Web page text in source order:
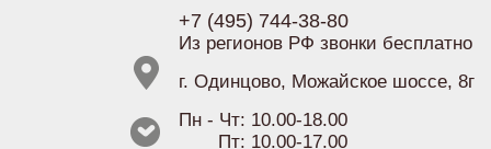
+7 (495) 744-38-80
Из регионов РФ звонки бесплатно
г. Одинцово, Можайское шоссе, 8г
Пн - Чт: 10.00-18.00
Пт: 10.00-17.00